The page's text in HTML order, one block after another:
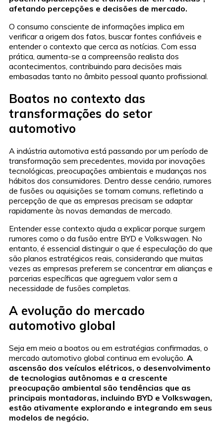
afetando percepções e decisões de mercado.
O consumo consciente de informações implica em
verificar a origem dos fatos, buscar fontes confiáveis e
entender o contexto que cerca as notícias. Com essa
prática, aumenta-se a compreensão realista dos
acontecimentos, contribuindo para decisões mais
embasadas tanto no âmbito pessoal quanto profissional.
Boatos no contexto das
transformações do setor
automotivo
A indústria automotiva está passando por um período de
transformação sem precedentes, movida por inovações
tecnológicas, preocupações ambientais e mudanças nos
hábitos dos consumidores. Dentro desse cenário, rumores
de fusões ou aquisições se tornam comuns, refletindo a
percepção de que as empresas precisam se adaptar
rapidamente às novas demandas de mercado.
Entender esse contexto ajuda a explicar porque surgem
rumores como o da fusão entre BYD e Volkswagen. No
entanto, é essencial distinguir o que é especulação do que
são planos estratégicos reais, considerando que muitas
vezes as empresas preferem se concentrar em alianças e
parcerias específicas que agreguem valor sem a
necessidade de fusões completas.
A evolução do mercado
automotivo global
Seja em meio a boatos ou em estratégias confirmadas, o
mercado automotivo global continua em evolução. A
ascensão dos veículos elétricos, o desenvolvimento
de tecnologias autônomas e a crescente
preocupação ambiental são tendências que as
principais montadoras, incluindo BYD e Volkswagen,
estão ativamente explorando e integrando em seus
modelos de negócio.